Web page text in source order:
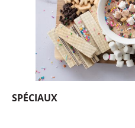
SPÉCIAUX